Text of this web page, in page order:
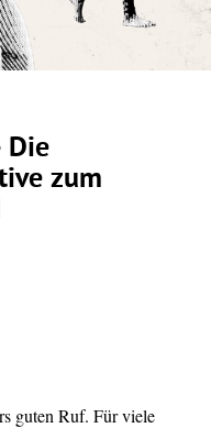
Die
zum
guten Ruf. Für viele